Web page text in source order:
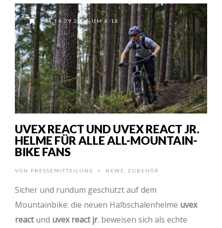
AM 14.09.2023 UM 8:18
UVEX REACT UND UVEX REACT JR.
HELME FÜR ALLE ALL-MOUNTAIN-
BIKE FANS
VON PRESSEMITTEILUNG • NEWS ZUBEHÖR
Sicher und rundum geschützt auf dem
Mountainbike: die neuen Halbschalenhelme uvex
reactund uvex react jr. beweisen sich als echte